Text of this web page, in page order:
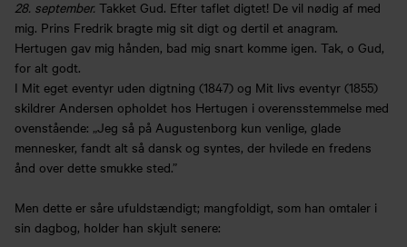
28. september. Takket Gud. Efter taflet digtet! De vil nødig af med
mig. Prins Fredrik bragte mig sit digt og dertil et anagram.
Hertugen gav mig hånden, bad mig snart komme igen. Tak, o Gud,
for alt godt.
I Mit eget eventyr uden digtning (1847) og Mit livs eventyr (1855)
skildrer Andersen opholdet hos Hertugen i overensstemmelse med
ovenstående: „Jeg så på Augustenborg kun venlige, glade
mennesker, fandt alt så dansk og syntes, der hvilede en fredens
ånd over dette smukke sted.”
Men dette er såre ufuldstændigt; mangfoldigt, som han omtaler i
sin dagbog, holder han skjult senere: